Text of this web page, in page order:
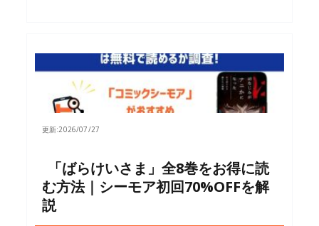
「ばらけいさま」全8巻をお得に読
む方法｜シーモア初回70%OFFを解
説
更新:2026/07/27